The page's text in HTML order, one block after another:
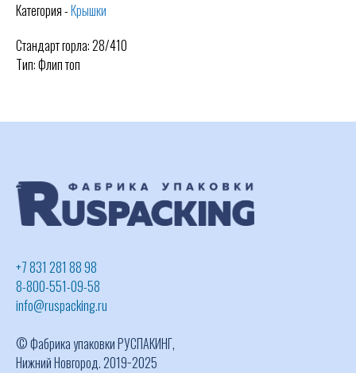
Категория -Крышки
Стандарт горла: 28/410
Тип: Флип топ
+7 831 281 88 98
8-800-551-09-58
info@ruspacking.ru
© Фабрика упаковки РУСПАКИНГ,
Нижний Новгород. 2019−2025